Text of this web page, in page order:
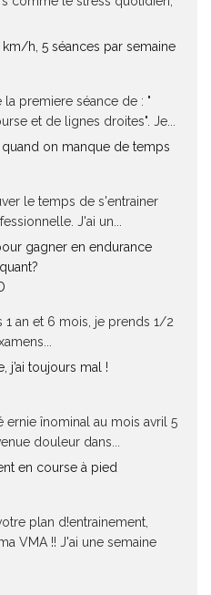
km/h, 5 séances par semaine
premiere séance de : "
et de lignes droites". Je...
on manque de temps
le temps de s'entrainer
J'ai un...
gagner en endurance
1 an et 6 mois, je prends 1/2
j’ai toujours mal !
ernie înominal au mois avril 5
douleur dans...
en course à pied
plan d!entrainement,
VMA !! J'ai une semaine